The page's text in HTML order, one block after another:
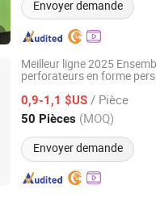
Envoyer demande
Meilleur ligne 2025
perforateurs en forme
Matériel de bricolage pour
et École
0,9-1,1 $US / Pièce
50 Pièces (MOQ)
Envoyer demande
Technology Development
Depuis 2024